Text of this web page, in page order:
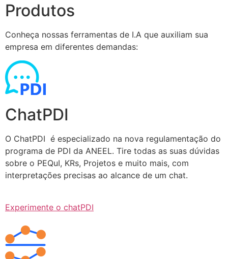
Produtos
Conheça nossas ferramentas de I.A que auxiliam sua
empresa em diferentes demandas:
ChatPDI
O ChatPDI é especializado na nova regulamentação do
programa de PDI da ANEEL. Tire todas as suas dúvidas
sobre o PEQuI, KRs, Projetos e muito mais, com
interpretações precisas ao alcance de um chat.
Experimente o chatPDI